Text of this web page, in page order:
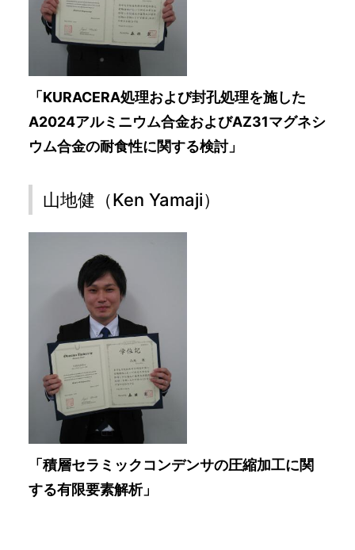
「KURACERA処理および封孔処理を施した
A2024アルミニウム合金およびAZ31マグネシ
ウム合金の耐食性に関する検討」
山地健（Ken Yamaji）
「積層セラミックコンデンサの圧縮加工に関
する有限要素解析」